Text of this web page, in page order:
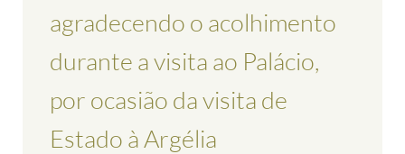
agradecendo o acolhimento
durante a visita ao Palácio,
por ocasião da visita de
Estado à Argélia